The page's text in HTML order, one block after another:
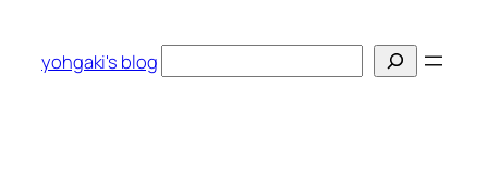
yohgaki's blog
索